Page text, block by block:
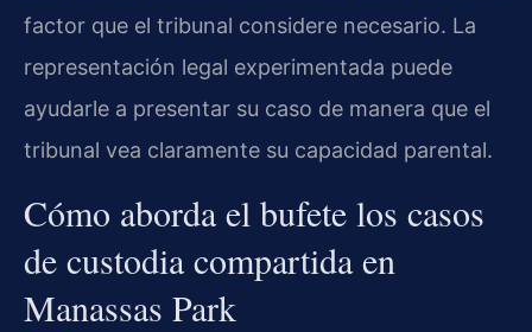
factor que el tribunal considere necesario. La
representación legal experimentada puede
ayudarle a presentar su caso de manera que el
tribunal vea claramente su capacidad parental.
Cómo aborda el bufete los casos
de custodia compartida en
Manassas Park